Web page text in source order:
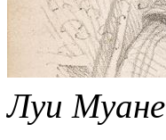
Луи Муане